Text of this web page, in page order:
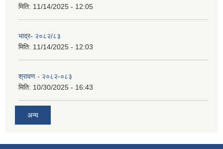
मिति: 11/14/2025 - 12:05
भाद्र- २०८२/८३
मिति: 11/14/2025 - 12:03
श्रावण - २०८२-०८३
मिति: 10/30/2025 - 16:43
अन्य